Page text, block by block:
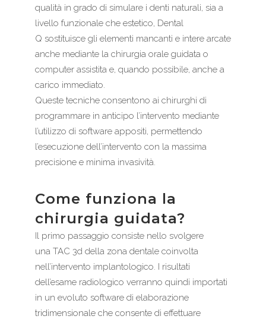
qualità in grado di simulare i denti naturali, sia a
livello funzionale che estetico, Dental
Q sostituisce gli elementi mancanti e intere arcate
anche mediante la chirurgia orale guidata o
computer assistita e, quando possibile, anche a
carico immediato.
Queste tecniche consentono ai chirurghi di
programmare in anticipo l’intervento mediante
l’utilizzo di software appositi, permettendo
l’esecuzione dell’intervento con la massima
precisione e minima invasività.
Come funziona la
chirurgia guidata?
Il primo passaggio consiste nello svolgere
una TAC 3d della zona dentale coinvolta
nell’intervento implantologico. I risultati
dell’esame radiologico verranno quindi importati
in un evoluto software di elaborazione
tridimensionale che consente di effettuare